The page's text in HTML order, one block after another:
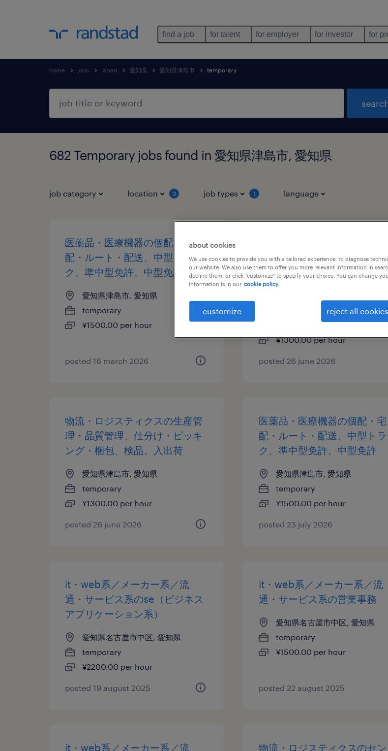
find a job for talent for employer for investor for
home jobs japan 愛知県 愛知県津島市 temporary
682 Temporary jobs found in 愛知県津島市, 愛知県
job category location 3 job types 1 language
医薬品・医療機器の個配・宅
配・ルート・配送、中型トラッ
ク、準中型免許、中型免許
愛知県津島市, 愛知県
temporary
¥1500.00 per hour
posted 16 march 2026
理・品質管理、仕分け・ピ
ング・梱包、入出荷、フォ
リフト
愛知県津島市, 愛知県
¥1300.00 per hour
posted 26 june 2026
物流・ロジスティクスの生産管
理・品質管理、仕分け・ピッキ
ング・梱包、検品、入出荷
愛知県津島市, 愛知県
temporary
¥1300.00 per hour
posted 26 june 2026
医薬品・医療機器の個配・宅
配・ルート・配送、中型トラ
ク、準中型免許、中型免許
愛知県津島市, 愛知県
temporary
¥1500.00 per hour
posted 23 july 2026
it・web系／メーカー系／流
通・サービス系のse（ビジネス
アプリケーション系）
愛知県名古屋市中区, 愛知県
temporary
¥2200.00 per hour
posted 19 august 2025
it・web系／メーカー系／流
通・サービス系の営業事務
愛知県名古屋市中区, 愛知県
temporary
¥1500.00 per hour
posted 22 august 2025
it・web系／メーカー系／流
物流・ロジスティクスのセン
about cookies
We use cookies to provide you with a tailored experience, to diagnose
our website. We also use them to offer you more relevant information in
decline them, or click "customize" to specify your choice. You can change
information is in our cookie policy.
customize reject all cookies